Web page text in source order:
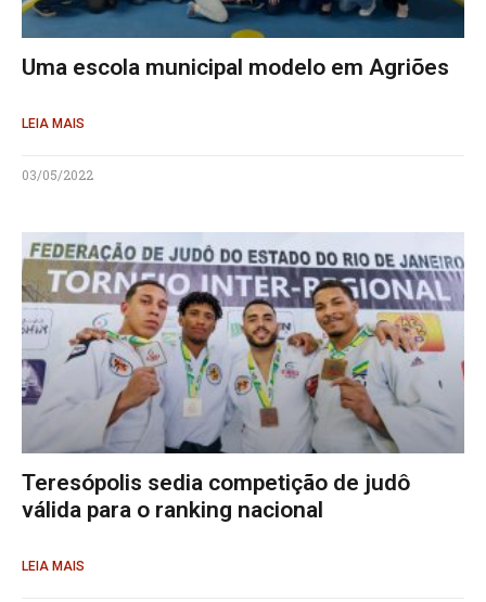
Uma escola municipal modelo em Agriões
LEIA MAIS
03/05/2022
Teresópolis sedia competição de judô
válida para o ranking nacional
LEIA MAIS